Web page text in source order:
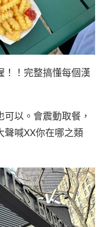
！！完整搞懂每個漢
以。會震動取餐，
聲喊XX你在哪之類